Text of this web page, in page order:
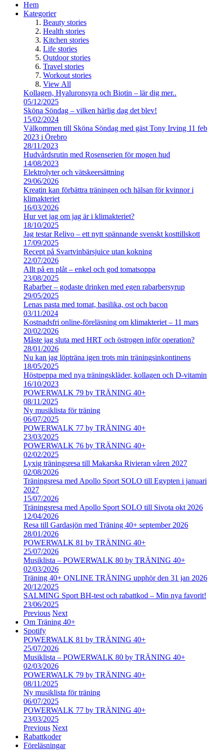
Hem
Kategorier
Beauty stories
Health stories
Kitchen stories
Life stories
Outdoor stories
Travel stories
Workout stories
View All
Kollagen, Hyaluronsyra och Biotin – lär dig mer..
05/12/2025
Sköna Söndag – vilken härlig dag det blev!
15/02/2024
Välkommen till Sköna Söndag med gäst Tony Irving 11 feb
2023 i Örebro
28/11/2023
Hudvårdsrutin med Rosenserien för mogen hud
14/08/2023
Elektrolyter och vätskeersättning
29/06/2026
Kreatin kan förbättra träningen och hälsan för kvinnor i
klimakteriet
16/03/2026
Hur vet jag om jag är i klimakteriet?
18/10/2025
Jag testar Relivo – ett nytt spännande svenskt kosttillskott
17/09/2025
Recept på Svartvinbärsjuice utan kokning
22/07/2026
Allt på en plåt – enkel och god tomatsoppa
23/08/2025
Rabarber – godaste drinken med egen rabarbersyrup
29/05/2025
Lenas pasta med tomat, basilika, ost och bacon
03/11/2024
Kostnadsfri online-föreläsning om klimakteriet – 11 mars
20/02/2026
Måste jag sluta med HRT och östrogen inför operation?
28/01/2026
Nu kan jag löpträna igen trots min träningsinkontinens
18/05/2025
Höstpeppa med nya träningskläder, kollagen och D-vitamin
16/10/2023
POWERWALK 79 by TRÄNING 40+
08/11/2025
Ny musiklista för träning
06/07/2025
POWERWALK 77 by TRÄNING 40+
23/03/2025
POWERWALK 76 by TRÄNING 40+
02/02/2025
Lyxig träningsresa till Makarska Rivieran våren 2027
02/08/2026
Träningsresa med Apollo Sport SOLO till Egypten i januari
2027
15/07/2026
Träningsresa med Apollo Sport SOLO till Sivota okt 2026
12/04/2026
Resa till Gardasjön med Träning 40+ september 2026
28/01/2026
POWERWALK 81 by TRÄNING 40+
25/07/2026
Musiklista – POWERWALK 80 by TRÄNING 40+
02/03/2026
Träning 40+ ONLINE TRÄNING upphör den 31 jan 2026
20/12/2025
SALMING Sport BH-test och rabattkod – Min nya favorit!
23/06/2025
Previous Next
Om Träning 40+
Spotify
POWERWALK 81 by TRÄNING 40+
25/07/2026
Musiklista – POWERWALK 80 by TRÄNING 40+
02/03/2026
POWERWALK 79 by TRÄNING 40+
08/11/2025
Ny musiklista för träning
06/07/2025
POWERWALK 77 by TRÄNING 40+
23/03/2025
Previous Next
Rabattkoder
Föreläsningar